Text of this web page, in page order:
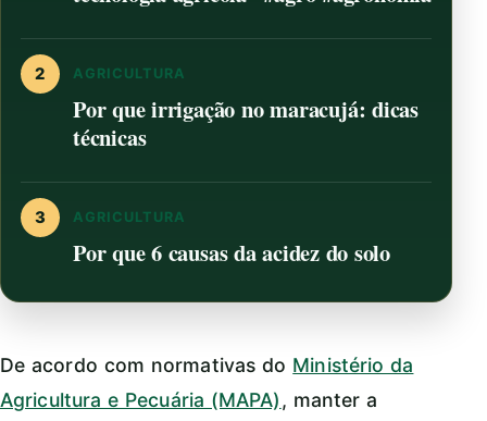
2 AGRICULTURA
Por que irrigação no maracujá: dicas
técnicas
3 AGRICULTURA
Por que 6 causas da acidez do solo
De acordo com normativas do Ministério da
Agricultura e Pecuária (MAPA), manter a